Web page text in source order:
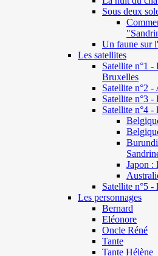
Sous deux
Un faune sur
Les satellites
Satellite n°1
Bruxelles
Satellite n°2
Satellite n°3 -
Satellite n°4 -
Japon :
Satellite n°5 -
Les personnages
Bernard
Eléonore
Oncle Réné
Tante
Tante Hélène